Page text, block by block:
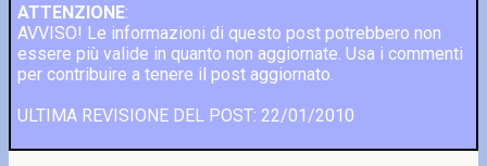
ATTENZIONE:
AVVISO! Le informazioni di questo post potrebbero non
essere più valide in quanto non aggiornate. Usa i commenti
per contribuire a tenere il post aggiornato.
ULTIMA REVISIONE DEL POST: 22/01/2010